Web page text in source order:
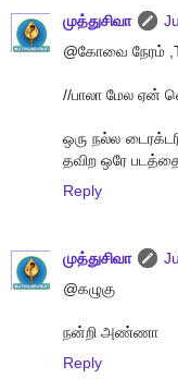
முத்துசிவா
@கோவை நேரம்
//பாலா மேல ஏன்
ஒரு நல்ல
தவிற ஒரே படத்தை
Reply
முத்துசிவா
@கழுகு
நன்றி அண்ணா
Reply